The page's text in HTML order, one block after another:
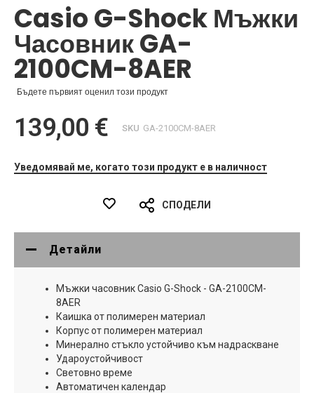
на
галерия
със
снимки
Casio G-Shock Мъжки
Часовник GA-
2100CM-8AER
Бъдете първият оценил този продукт
139,00 € SKU GA-2100CM-8AER
Уведомявай ме, когато този продукт е в наличност
СПОДЕЛИ
Детайли
Мъжки часовник Casio G-Shock - GA-2100CM-
8AER
Каишка от полимерен материал
Корпус от полимерен материал
Минерално стъкло устойчиво към надраскване
Удароустойчивост
Световно време
Автоматичен календар